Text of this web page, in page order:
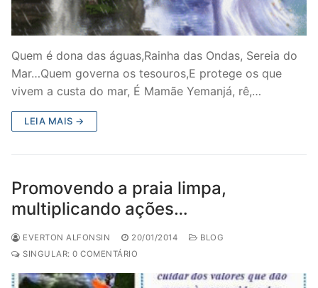
Quem é dona das águas,Rainha das Ondas, Sereia do
Mar…Quem governa os tesouros,E protege os que
vivem a custa do mar, É Mamãe Yemanjá, rê,…
LEIA MAIS →
Promovendo a praia limpa,
multiplicando ações…
EVERTON ALFONSIN 20/01/2014
BLOG
SINGULAR: 0 COMENTÁRIO